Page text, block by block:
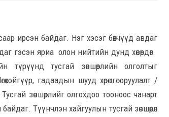
ирсэн байдаг. Нэг хэсэг бөхчүүд авдаг
гэсэн яриа олон нийтийн дунд хөвөрдөг.
тусгай зөвшөөрлийн олголтыг
гадаадын шууд хөрөнгө оруулалт /
зөвшөөрлийг олгохдоо тооноос чанарт
Түүнчлэн хайгуулын тусгай зөвшөөрөл